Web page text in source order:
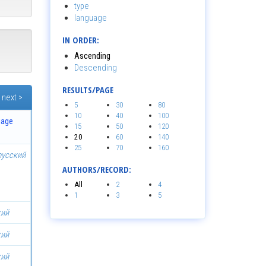
next >
type
language
IN ORDER:
Ascending
Descending
RESULTS/PAGE
5
10
15
20
25
30
40
50
60
70
80
100
120
140
160
AUTHORS/RECORD:
All
1
2
3
4
5